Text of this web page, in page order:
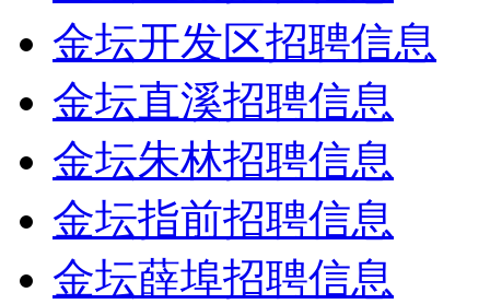
金坛开发区招聘信息
金坛直溪招聘信息
金坛朱林招聘信息
金坛指前招聘信息
金坛薛埠招聘信息